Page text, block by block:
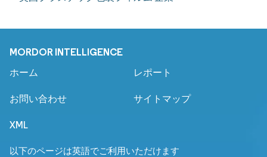
MORDOR INTELLIGENCE
ホーム レポート
お問い合わせ サイトマップ
XML
以下のページは英語でご利用いただけます